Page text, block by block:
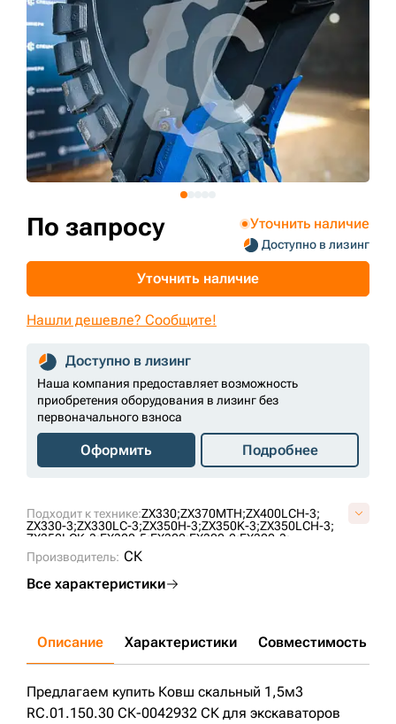
Подходит к технике:ZX330;ZX370MTH;ZX400LCH-3;
ZX330-3;ZX330LC-3;ZX350H-3;ZX350K-3;ZX350LCH-3;
ZX350LCK-3;EX300-5;EX300;EX300-2;EX300-3;
ZX330LC-5G;
ZX330-5G;
ZX330-5A;
Производитель: СК
Все характеристики
По запросу Уточнить наличие
Доступно в лизинг
Уточнить наличие
Нашли дешевле? Сообщите!
Доступно в лизинг
Наша компания предоставляет возможность
приобретения оборудования в лизинг без
первоначального взноса
Оформить Подробнее
Описание Характеристики Совместимость
Предлагаем купить Ковш скальный 1,5м3
RC.01.150.30 СК-0042932 СК для экскаваторов
sksale@skdst.ru
+7 (499) 394-50-93